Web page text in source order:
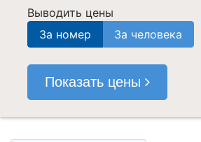
Выводить цены
За номер
За человека
Показать цены